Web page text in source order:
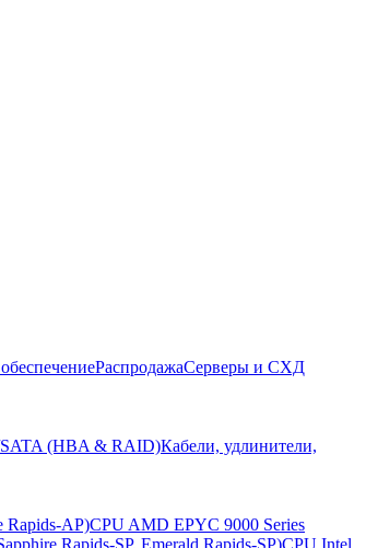
РаспродажаСерверы и СХД
(HBA & RAID)Кабели, удлинители,
Rapids-AP)CPU AMD EPYC 9000 Series
Rapids-SP, Emerald Rapids-SP)CPU Intel